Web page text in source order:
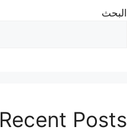
البحث
Recent Posts